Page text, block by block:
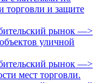
торговли и защите
рынок —>
уличной
рынок —>
мест торговли.